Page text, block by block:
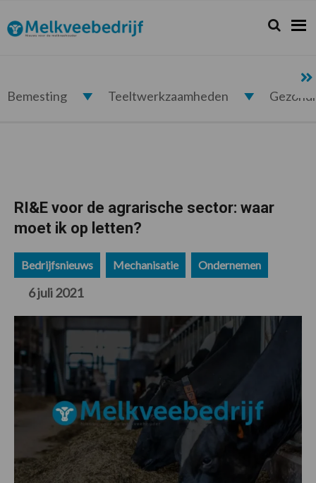
de
hoofdnavigatie
de
hoofd
de
eerste
de
voettekst
Melkveebedrijf.nl Zoeken...
Zoek
Bemesting Teeltwerkzaamheden
RI&E voor de agrarische sector: waar
moet ik op letten?
Bedrijfsnieuws Mechanisatie Ondernemen
6 juli 2021